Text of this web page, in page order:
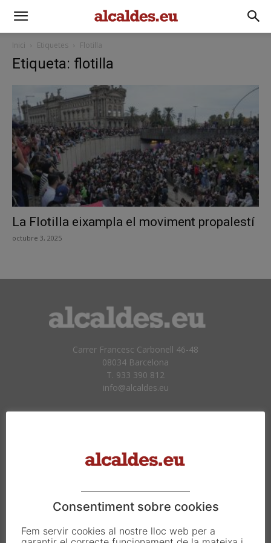
Inici Etiquetes Flotilla
Etiqueta: flotilla
La Flotilla eixampla el moviment propalestí
octubre 3, 2025
Carrer Francesc Carbonell 46-48
08034 Barcelona
T. 933 390 812
info@alcaldes.eu
Consentiment sobre cookies
Fem servir cookies al nostre lloc web per a